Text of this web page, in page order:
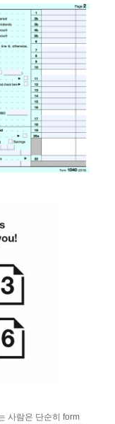
사람은 단순히 form